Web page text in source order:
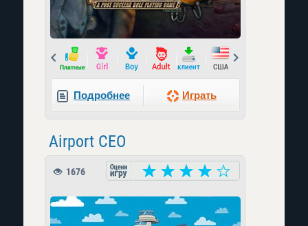
Prev
Подробнее Играть
Airport CEO
1676